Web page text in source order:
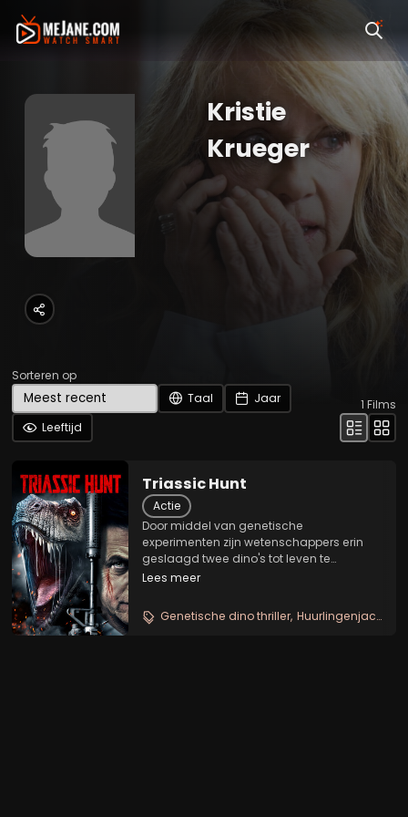
Kristie
Krueger
Sorteren op
Taal
Jaar
Leeftijd
1 Films
Triassic Hunt
Actie
Door middel van genetische
experimenten zijn wetenschappers erin
geslaagd twee dino's tot leven te
brengen. De dino's ontsnappen echter en
de wezens willen vangen. Wat ze niet
weten, is dat de dino's net zo...
Lees meer
Genetische dino thriller Huurlingenjacht